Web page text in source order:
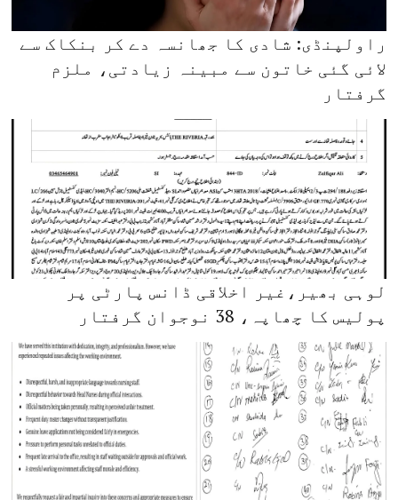
راولپنڈی: شادی کا جھانسہ دے کر بنکاک سے
لائی گئی خاتون سے مبینہ زیادتی، ملزم
گرفتار
لوہی بھیر،غیر اخلاقی ڈانس پارٹی پر
پولیس کا چھاپہ، 38 نوجوان گرفتار